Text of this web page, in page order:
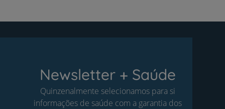
Newsletter + Saúde
Quinzenalmente selecionamos para si
informações de saúde com a garantia dos